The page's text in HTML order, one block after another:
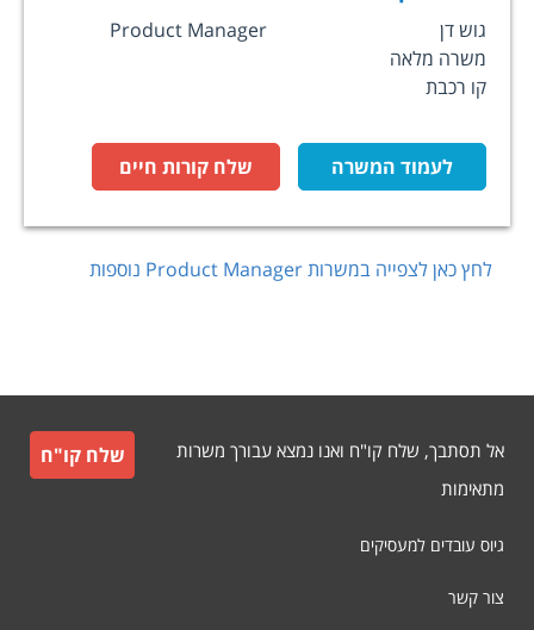
גוש דן
משרה מלאה
קו רכבת
Product Manager
לעמוד המשרה שלח קורות חיים
לחץ כאן לצפייה במשרותProduct Manager נוספות
אל תסתבך, שלח קו"ח ואנו נמצא עבורך משרות
מתאימות
שלח קו"ח
גיוס עובדים למעסיקים
צור קשר